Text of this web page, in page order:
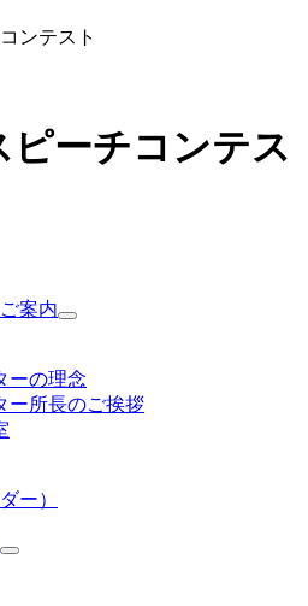
ンテスト
ピーチコンテス
案内
ーの理念
ー所長のご挨拶
ー）